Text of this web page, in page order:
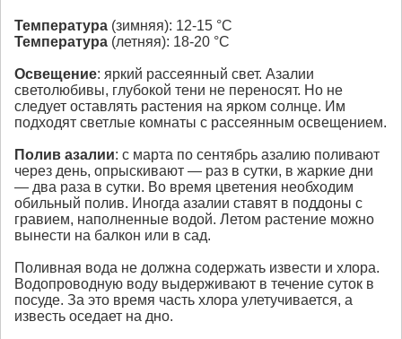
Температура (зимняя): 12-15 °С
Температура (летняя): 18-20 °С
Освещение: яркий рассеянный свет. Азалии
светолюбивы, глубокой тени не переносят. Но не
следует оставлять растения на ярком солнце. Им
подходят светлые комнаты с рассеянным освещением.
Полив азалии: с марта по сентябрь азалию поливают
через день, опрыскивают — раз в сутки, в жаркие дни
— два раза в сутки. Во время цветения необходим
обильный полив. Иногда азалии ставят в поддоны с
гравием, наполненные водой. Летом растение можно
вынести на балкон или в сад.
Поливная вода не должна содержать извести и хлора.
Водопроводную воду выдерживают в течение суток в
посуде. За это время часть хлора улетучивается, а
известь оседает на дно.